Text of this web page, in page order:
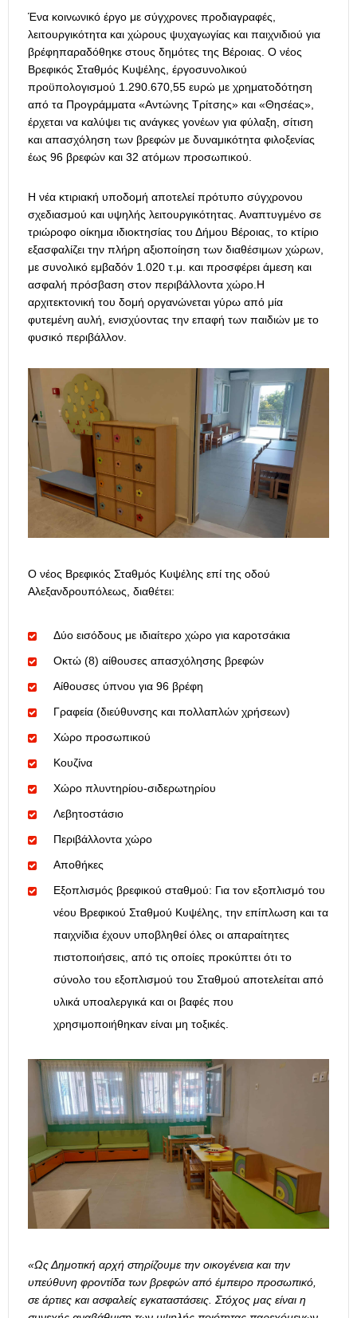
Ένα κοινωνικό έργο με σύγχρονες προδιαγραφές,
λειτουργικότητα και χώρους ψυχαγωγίας και παιχνιδιού για
βρέφηπαραδόθηκε στους δημότες της Βέροιας. Ο νέος
Βρεφικός Σταθμός Κυψέλης, έργοσυνολικού
προϋπολογισμού 1.290.670,55 ευρώ με χρηματοδότηση
από τα Προγράμματα «Αντώνης Τρίτσης» και «Θησέας»,
έρχεται να καλύψει τις ανάγκες γονέων για φύλαξη, σίτιση
και απασχόληση των βρεφών με δυναμικότητα φιλοξενίας
έως 96 βρεφών και 32 ατόμων προσωπικού.
Η νέα κτιριακή υποδομή αποτελεί πρότυπο σύγχρονου
σχεδιασμού και υψηλής λειτουργικότητας. Αναπτυγμένο σε
τριώροφο οίκημα ιδιοκτησίας του Δήμου Βέροιας, το κτίριο
εξασφαλίζει την πλήρη αξιοποίηση των διαθέσιμων χώρων,
με συνολικό εμβαδόν 1.020 τ.μ. και προσφέρει άμεση και
ασφαλή πρόσβαση στον περιβάλλοντα χώρο.Η
αρχιτεκτονική του δομή οργανώνεται γύρω από μία
φυτεμένη αυλή, ενισχύοντας την επαφή των παιδιών με το
φυσικό περιβάλλον.
Ο νέος Βρεφικός Σταθμός Κυψέλης επί της οδού
Αλεξανδρουπόλεως, διαθέτει:
Δύο εισόδους με ιδιαίτερο χώρο για καροτσάκια
Οκτώ (8) αίθουσες απασχόλησης βρεφών
Αίθουσες ύπνου για 96 βρέφη
Γραφεία (διεύθυνσης και πολλαπλών χρήσεων)
Χώρο προσωπικού
Κουζίνα
Χώρο πλυντηρίου-σιδερωτηρίου
Λεβητοστάσιο
Περιβάλλοντα χώρο
Αποθήκες
Εξοπλισμός βρεφικού σταθμού: Για τον εξοπλισμό του
νέου Βρεφικού Σταθμού Κυψέλης, την επίπλωση και τα
παιχνίδια έχουν υποβληθεί όλες οι απαραίτητες
πιστοποιήσεις, από τις οποίες προκύπτει ότι το
σύνολο του εξοπλισμού του Σταθμού αποτελείται από
υλικά υποαλεργικά και οι βαφές που
χρησιμοποιήθηκαν είναι μη τοξικές.
«Ως Δημοτική αρχή στηρίζουμε την οικογένεια και την
υπεύθυνη φροντίδα των βρεφών από έμπειρο προσωπικό,
σε άρτιες και ασφαλείς εγκαταστάσεις. Στόχος μας είναι η